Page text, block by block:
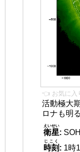
👈 お気に入
活動極大
ロナも明
衛星
えいせい
:
時刻
じこく
: 1時